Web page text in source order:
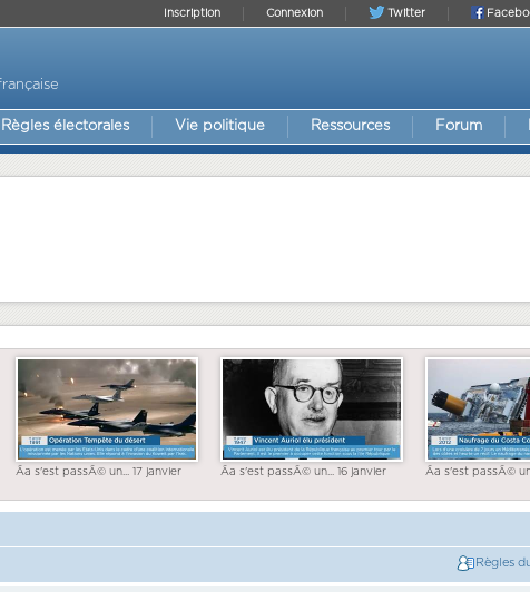
Twitter
Connexion
Inscription
Règles électorales Vie politique Ressources Forum
Ãa s'est passÃ© un... 17 janvier Ãa s'est passÃ© un... 16 janvier Ãa s'est passÃ©
Règles